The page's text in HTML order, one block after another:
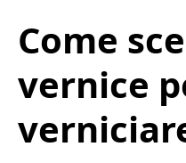
Come
vernice